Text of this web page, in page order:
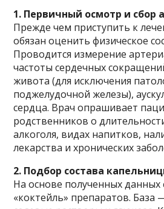
1. Первичный осмотр и сбор
Прежде чем приступить к
обязан оценить физическое
Проводится измерение
частоты сердечных
живота (для исключения
поджелудочной железы),
сердца. Врач опрашивает
родственников о
алкоголя, видах напитков,
лекарства и хронических
2. Подбор состава
На основе полученных данных
«коктейль» препаратов. База